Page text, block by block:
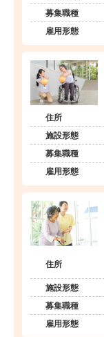
募集職種
雇用形態
住所
施設形態
募集職種
雇用形態
住所
施設形態
募集職種
雇用形態